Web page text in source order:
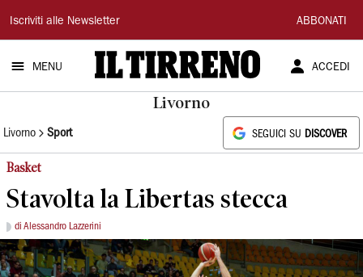
Il
Tirreno
Iscriviti alle Newsletter ABBONATI
MENU ACCEDI
Livorno
Livorno Sport SEGUICI SU DISCOVER
Basket
Stavolta la Libertas stecca
di Alessandro Lazzerini